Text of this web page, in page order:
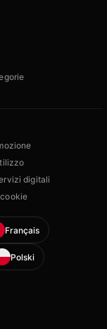
digitali
Français
Polski